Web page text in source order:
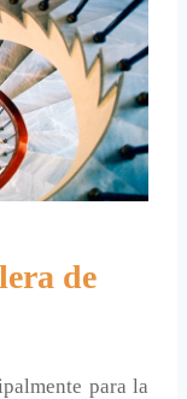
de
para la